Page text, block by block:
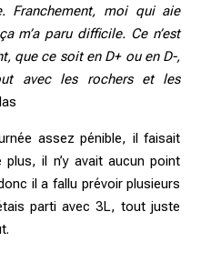
Franchement, moi qui aie
m’a paru difficile. Ce n’est
que ce soit en D+ ou en D-,
avec les rochers et les
assez pénible, il faisait
il n’y avait aucun point
il a fallu prévoir plusieurs
parti avec 3L, tout juste